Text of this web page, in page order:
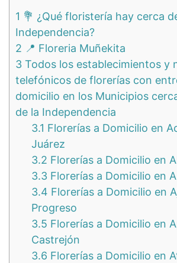
1 💐 ¿Qué floristería hay cerca
Independencia?
2 📍 Floreria Muñekita
3 Todos los establecimientos y
telefónicos de florerías con
domicilio en los Municipios
de la Independencia
3.1 Florerías a Domicilio en
Juárez
3.2 Florerías a Domicilio en
3.3 Florerías a Domicilio en
3.4 Florerías a Domicilio en
Progreso
3.5 Florerías a Domicilio en
Castrejón
3.6 Florerías a Domicilio en